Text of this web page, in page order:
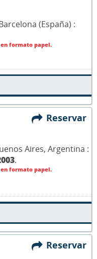
(España) :
formato papel.
Reservar
Aires, Argentina :
.
formato papel.
Reservar